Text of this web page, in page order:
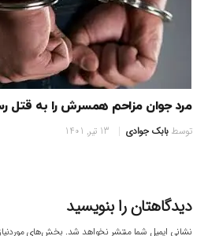
مرد جوان مزاحم همسرش را به قتل
توسطبابک جوادی 13 تیر, 1401
دیدگاهتان را بنویسید
نشانی ایمیل شما منتشر نخواهد شد. بخش‌های